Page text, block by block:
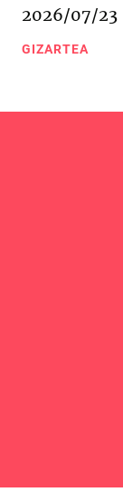
2026/07/23
GIZARTEA